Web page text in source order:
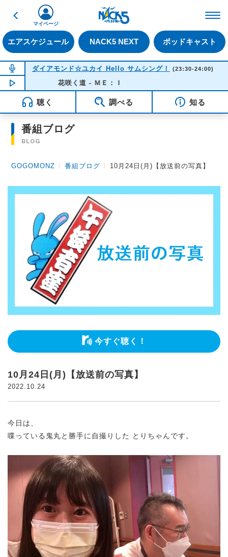
戻る
エアスケジュール NACK5 NEXT ポッドキャスト
マイページ
NOW ON AIR
ダイアモンド☆ユカイ Hello サムシング！ (23:30-24:00)
NOW PLAYING 23:20
花咲く道 - ＭＥ：Ｉ
聴く 調べる 知る
番組ブログ
BLOG
GOGOMONZ 〉番組ブログ 〉 10月24日(月)【放送前の写真】
今すぐ聴く！
10月24日(月)【放送前の写真】
2022.10.24
今日は、
喋っている鬼丸と勝手に自撮りした とりちゃんです。